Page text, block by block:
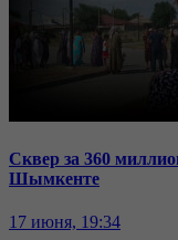
Сквер за 360
Шымкенте
17 июня, 19:34